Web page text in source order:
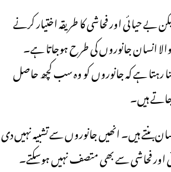
حیائی اور فحاشی کا طریقہ اختیار کرنے
والا انسان جانوروں کی طرح ہوجاتا ہے۔
ہے کہ جانوروں کو وہ سب کچھ حاصل
ہیں۔
بنتے ہیں۔ انھیں جانوروں سے تشبیہ نہیں دی
فحاشی سے بھی متصف نہیں ہوسکتے۔